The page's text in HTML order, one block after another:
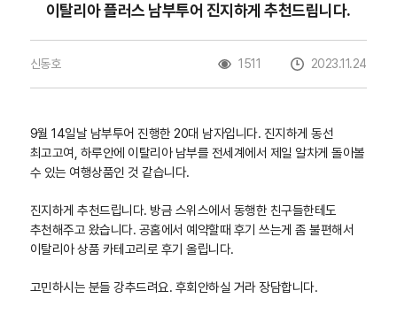
이탈리아 플러스 남부투어 진지하게 추천드립니다.
신동호 1511 2023.11.24
9월 14일날 남부투어 진행한 20대 남자입니다. 진지하게 동선
최고고여, 하루안에 이탈리아 남부를 전세계에서 제일 알차게 돌아볼
수 있는 여행상품인 것 같습니다.
진지하게 추천드립니다. 방금 스위스에서 동행한 친구들한테도
추천해주고 왔습니다. 공홈에서 예약할때 후기 쓰는게 좀 불편해서
이탈리아 상품 카테고리로 후기 올립니다.
고민하시는 분들 강추드려요. 후회안하실 거라 장담합니다.